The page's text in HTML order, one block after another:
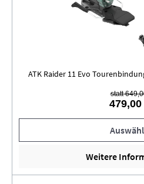
ATK Raider 11 Evo
statt
479,00
Weitere